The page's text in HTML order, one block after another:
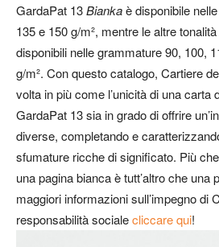
GardaPat 13Biankaè disponibile
135 e 150 g/m², mentre le altre
disponibili nelle grammature 90, 100,
g/m². Con questo catalogo, Cartiere
volta in più come l’unicità di una carta
GardaPat 13 sia in grado di offrire
diverse, completando e
sfumature ricche di significato. Più
una pagina bianca è tutt’altro che una
maggiori informazioni sull’impegno di
responsabilità socialecliccare qui!